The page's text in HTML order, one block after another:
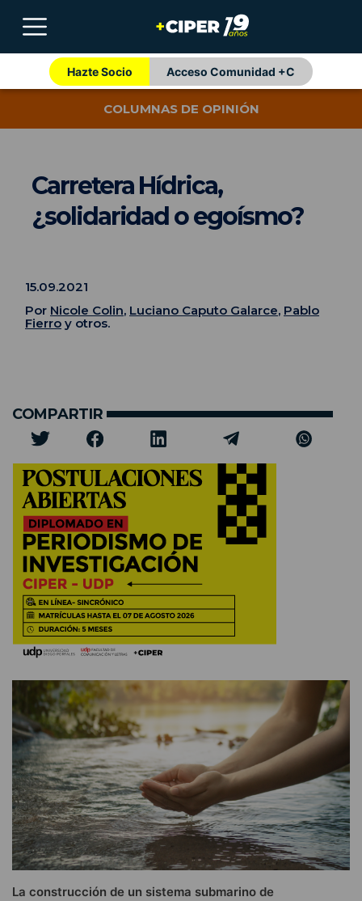
Hazte Socio Acceso Comunidad +C
COLUMNAS DE OPINIÓN
Carretera Hídrica,
¿solidaridad o egoísmo?
15.09.2021
Por Nicole Colin, Luciano Caputo Galarce, Pablo
Fierro y otros.
COMPARTIR
La construcción de un sistema submarino de